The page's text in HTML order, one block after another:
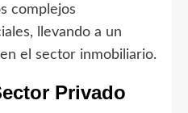
complejos
llevando a un
el sector inmobiliario.
Privado